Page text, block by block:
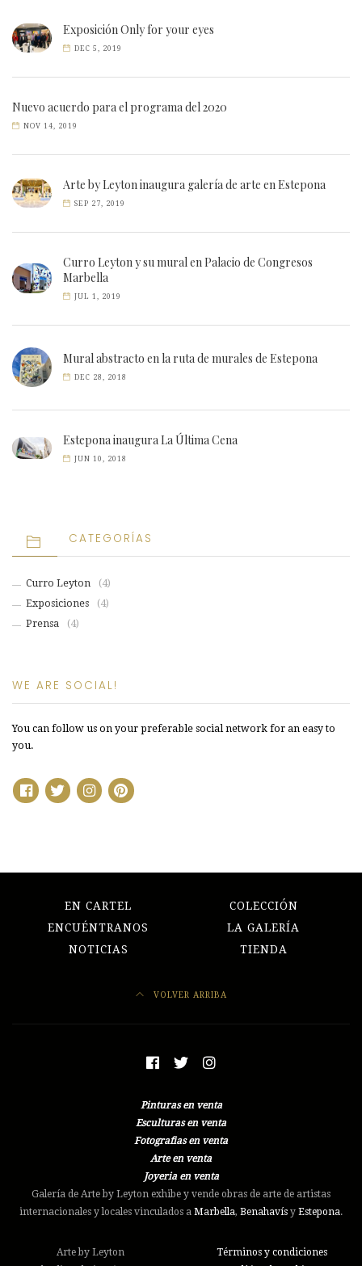
Exposición Only for your eyes
DEC 5, 2019
Nuevo acuerdo para el programa del 2020
NOV 14, 2019
Arte by Leyton inaugura galería de arte en Estepona
SEP 27, 2019
Curro Leyton y su mural en Palacio de Congresos
Marbella
JUL 1, 2019
Mural abstracto en la ruta de murales de Estepona
DEC 28, 2018
Estepona inaugura La Última Cena
JUN 10, 2018
CATEGORÍAS
Curro Leyton
(4)
Exposiciones
(4)
Prensa
(4)
WE ARE SOCIAL!
You can follow us on your preferable social network for an easy to
you.
EN CARTEL
COLECCIÓN
ENCUÉNTRANOS
LA GALERÍA
NOTICIAS
TIENDA
VOLVER ARRIBA
Pinturas en venta
Esculturas en venta
Fotografias en venta
Arte en venta
Joyeria en venta
Galería de Arte by Leyton exhibe y vende obras de arte de artistas
internacionales y locales vinculados a Marbella, Benahavís y Estepona.
Arte by Leyton
Términos y condiciones